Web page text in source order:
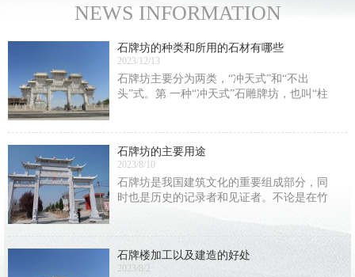
NEWS INFORMATION
石牌坊的种类和所用的石材有哪些
2023/12/13
石牌坊主要分为两类，“冲天式”和“不出
头”式。第 一种“冲天式”石雕牌坊，也叫“柱
石牌坊的主要用途
2023/8/10
石牌坊是我国建筑文化的重要组成部分，同
时也是历史的记录者和见证者。不论是在竹
限，唯有在石头上刻字，才能长久地保存下
分，结合建筑
石牌楼加工以及建造的好处
2023/8/2